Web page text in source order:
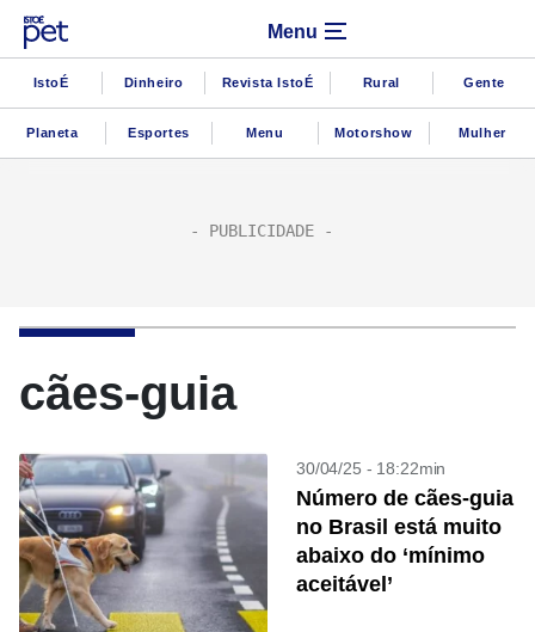
Menu
IstoÉ Dinheiro Revista IstoÉ Rural Gente
Planeta Esportes Menu Motorshow Mulher
cães-guia
30/04/25 - 18:22min
Número de cães-guia
no Brasil está muito
abaixo do ‘mínimo
aceitável’